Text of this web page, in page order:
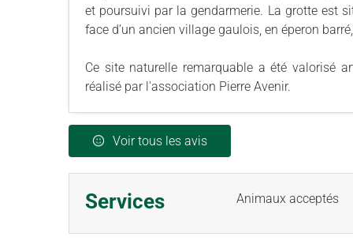
et poursuivi par la gendarmerie. La grotte est
face d’un ancien village gaulois, en éperon
Ce site naturelle remarquable a été valorisé
réalisé par l'association Pierre Avenir.
Voir tous les avis
Services Animaux acceptés